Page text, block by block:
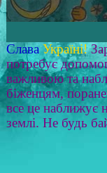
Слава Україні!
потребує
важливою та
біженцям,
все це наближує
землі. Не будь